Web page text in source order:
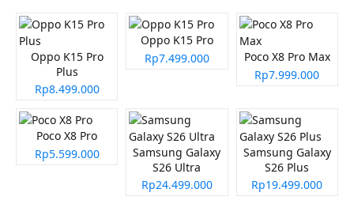
Oppo K15 Pro
Plus
Rp8.499.000
Oppo K15 Pro
Rp7.499.000
Poco X8 Pro Max
Rp7.999.000
Poco X8 Pro
Rp5.599.000
Samsung Galaxy
S26 Ultra
Rp24.499.000
Samsung Galaxy
S26 Plus
Rp19.499.000